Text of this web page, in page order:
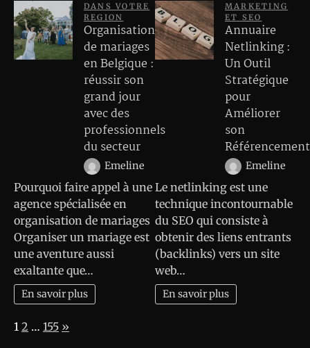
DANS VOTRE
REGION
Organisation
de mariages
en Belgique :
réussir son
grand jour
avec des
professionnels
du secteur
Emeline
Pourquoi faire appel à une
agence spécialisée en
organisation de mariages
Organiser un mariage est
une aventure aussi
exaltante que…
En savoir plus
MARKETING
ET SEO
Annuaire
Netlinking :
Un Outil
Stratégique
pour
Améliorer
son
Référencement
Emeline
Le netlinking est une
technique incontournable
du SEO qui consiste à
obtenir des liens entrants
(backlinks) vers un site
web…
En savoir plus
Page:
1 2 … 155 Next
»